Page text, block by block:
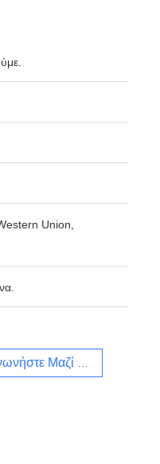
Union,
Μαζί Μας